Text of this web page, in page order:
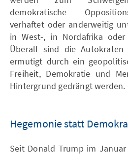
demokratische
verhaftet oder anderweitig
in West-, in Nordafrika
Überall sind die Autokraten
ermutigt durch ein
Freiheit, Demokratie und
Hintergrund gedrängt werden.
Hegemonie statt
Seit Donald Trump im